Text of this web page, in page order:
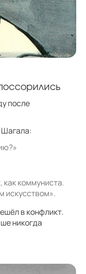
после
Шагала:
как коммуниста.
искусством».
в конфликт.
никогда